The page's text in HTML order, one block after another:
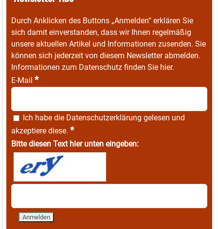
Durch Anklicken des Buttons „Anmelden“ erklären Sie
sich damit einverstanden, dass wir Ihnen regelmäßig
unsere aktuellen Artikel und Informationen zusenden. Sie
können sich jederzeit von diesem Newsletter abmelden.
Informationen zum Datenschutz finden Sie hier.
E-Mail *
Ich habe die Datenschutzerklärung gelesen und
akzeptiere diese. *
Bitte diesen Text hier unten eingeben: